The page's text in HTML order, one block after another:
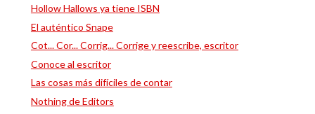
Hollow Hallows ya tiene ISBN
El auténtico Snape
Cot... Cor... Corrig... Corrige y reescribe, escritor
Conoce al escritor
Las cosas más difíciles de contar
Nothing de Editors